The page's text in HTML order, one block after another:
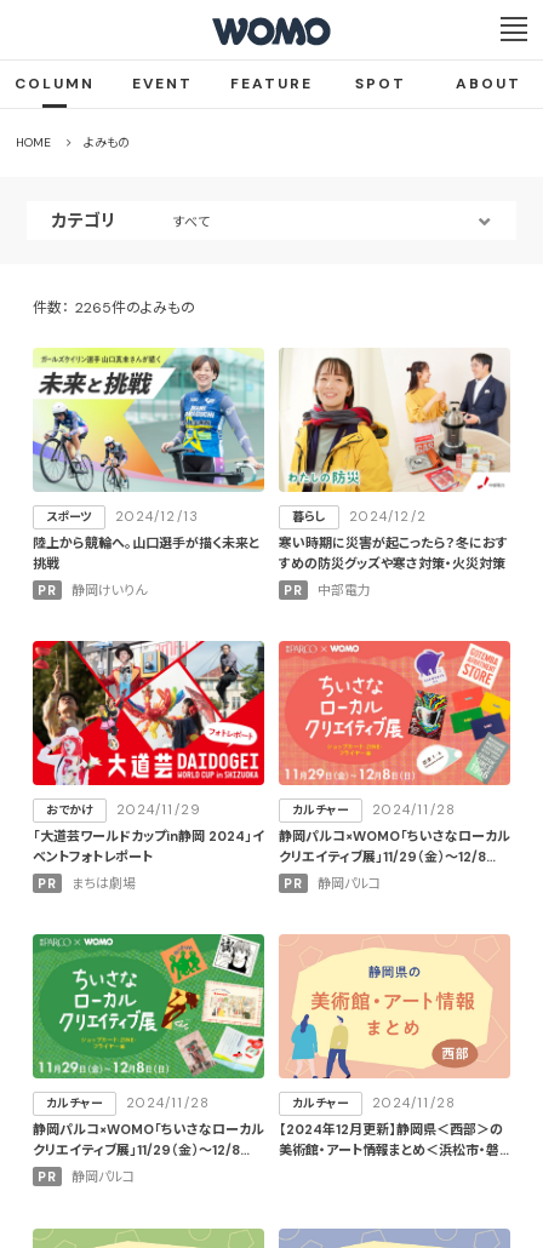
COLUMN EVENT FEATURE SPOT ABOUT
HOME よみもの
カテゴリ すべて
件数： 2265件のよみもの
スポーツ
2024/12/13
陸上から競輪へ。山口選手が描く未来と
挑戦
PR
静岡けいりん
暮らし
2024/12/2
寒い時期に災害が起こったら？冬におす
すめの防災グッズや寒さ対策・火災対策
PR
中部電力
おでかけ
2024/11/29
「大道芸ワールドカップin静岡 2024」イ
ベントフォトレポート
PR
まちは劇場
カルチャー
2024/11/28
静岡パルコ×WOMO「ちいさなローカル
クリエイティブ展」11/29（金）〜12/8
（日）開催！〜part.2〜
PR 静岡パルコ
カルチャー
2024/11/28
静岡パルコ×WOMO「ちいさなローカル
クリエイティブ展」11/29（金）〜12/8
（日）開催！〜part.1〜
PR 静岡パルコ
カルチャー
2024/11/28
【2024年12月更新】静岡県＜西部＞の
美術館・アート情報まとめ＜浜松市・磐